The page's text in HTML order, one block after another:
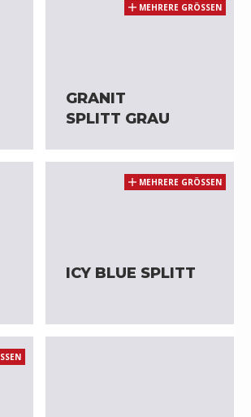
GRANIT
SPLITT GRAU
MEHRERE GRÖSSEN
ICY BLUE SPLITT
MEHRERE GRÖSSEN